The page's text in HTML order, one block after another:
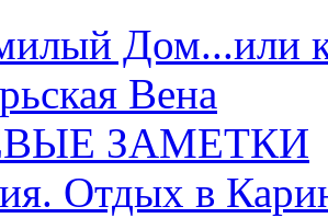
Дом...или
Вена
ЗАМЕТКИ
Отдых в